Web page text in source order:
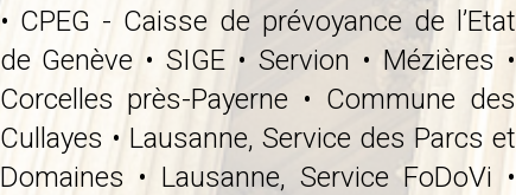
• CPEG - Caisse de prévoyance de l’Etat
de Genève • SIGE • Servion • Mézières •
Corcelles près-Payerne • Commune des
Cullayes • Lausanne, Service des Parcs et
Domaines • Lausanne, Service FoDoVi •